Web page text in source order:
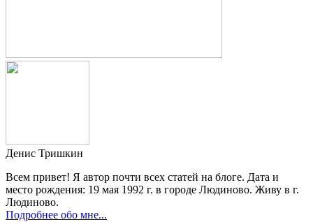
Денис Тришкин
Всем привет! Я автор почти всех статей на блоге. Дата и
место рождения: 19 мая 1992 г. в городе Людиново. Живу в г.
Людиново.
Подробнее обо мне...